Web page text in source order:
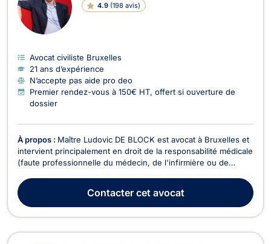
4.9 (198 avis)
Avocat civiliste Bruxelles
21 ans d’expérience
N’accepte pas aide pro deo
Premier rendez-vous à 150€ HT, offert si ouverture de
dossier
À propos : Maître Ludovic DE BLOCK est avocat à Bruxelles et
intervient principalement en droit de la responsabilité médicale
(faute professionnelle du médecin, de l'infirmière ou de
En droit de la responsabilité médicale, l'avocat Ludovic DE
BLOCK se charge pour les vict...
Contactercet avocat